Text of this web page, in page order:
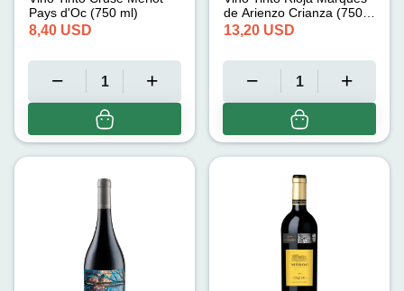
Pays d'Oc (750 ml)
8,40 USD
de Arienzo Crianza (750
ml)
13,20 USD